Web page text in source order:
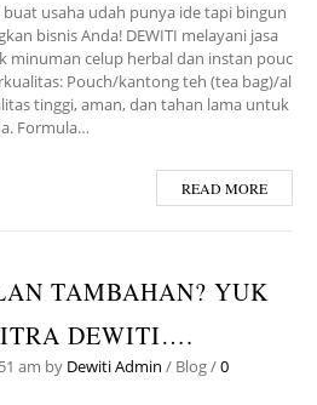
usaha udah punya ide tapi bingun
bisnis Anda! DEWITI melayani jasa
minuman celup herbal dan instan pouc
Pouch/kantong teh (tea bag)/al
tinggi, aman, dan tahan lama untuk
Formula…
READ MORE
TAMBAHAN? YUK
DEWITI….
am by Dewiti Admin / Blog/0